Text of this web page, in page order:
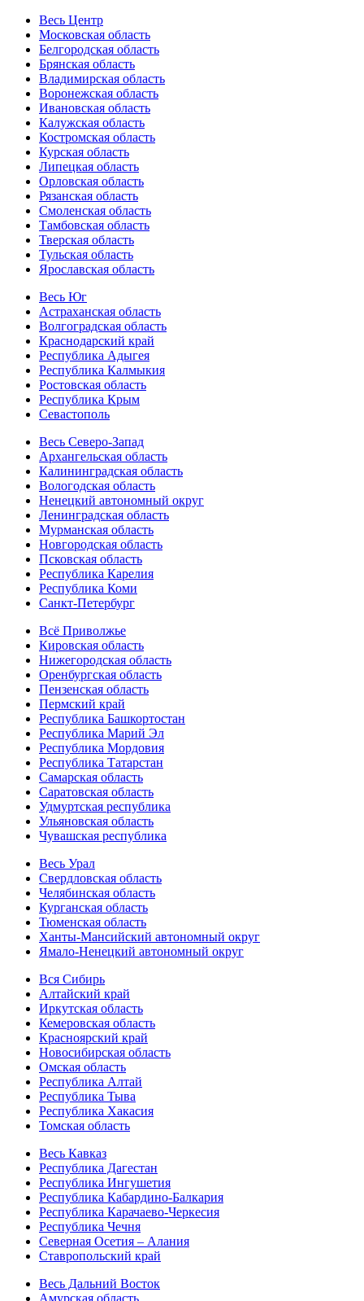
Весь Центр
Московская область
Белгородская область
Брянская область
Владимирская область
Воронежская область
Ивановская область
Калужская область
Костромская область
Курская область
Липецкая область
Орловская область
Рязанская область
Смоленская область
Тамбовская область
Тверская область
Тульская область
Ярославская область
Весь Юг
Астраханская область
Волгоградская область
Краснодарский край
Республика Адыгея
Республика Калмыкия
Ростовская область
Республика Крым
Севастополь
Весь Северо-Запад
Архангельская область
Калининградская область
Вологодская область
Ненецкий автономный округ
Ленинградская область
Мурманская область
Новгородская область
Псковская область
Республика Карелия
Республика Коми
Санкт-Петербург
Всё Приволжье
Кировская область
Нижегородская область
Оренбургская область
Пензенская область
Пермский край
Республика Башкортостан
Республика Марий Эл
Республика Мордовия
Республика Татарстан
Самарская область
Саратовская область
Удмуртская республика
Ульяновская область
Чувашская республика
Весь Урал
Свердловская область
Челябинская область
Курганская область
Тюменская область
Ханты-Мансийский автономный округ
Ямало-Ненецкий автономный округ
Вся Сибирь
Алтайский край
Иркутская область
Кемеровская область
Красноярский край
Новосибирская область
Омская область
Республика Алтай
Республика Тыва
Республика Хакасия
Томская область
Весь Кавказ
Республика Дагестан
Республика Ингушетия
Республика Кабардино-Балкария
Республика Карачаево-Черкесия
Республика Чечня
Северная Осетия – Алания
Ставропольский край
Весь Дальний Восток
Амурская область